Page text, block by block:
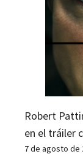
Robert
en el tráiler
7 de agosto de